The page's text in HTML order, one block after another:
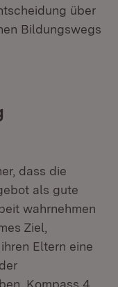
über
Bildungswegs
dass die
als gute
wahrnehmen
Ziel,
Eltern eine
Kompass 4